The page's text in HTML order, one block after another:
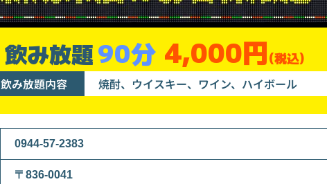
飲み放題90分 4,000円(税込)
飲み放題内容 焼酎、ウイスキー、ワイン、ハイボール
0944-57-2383
〒836-0041